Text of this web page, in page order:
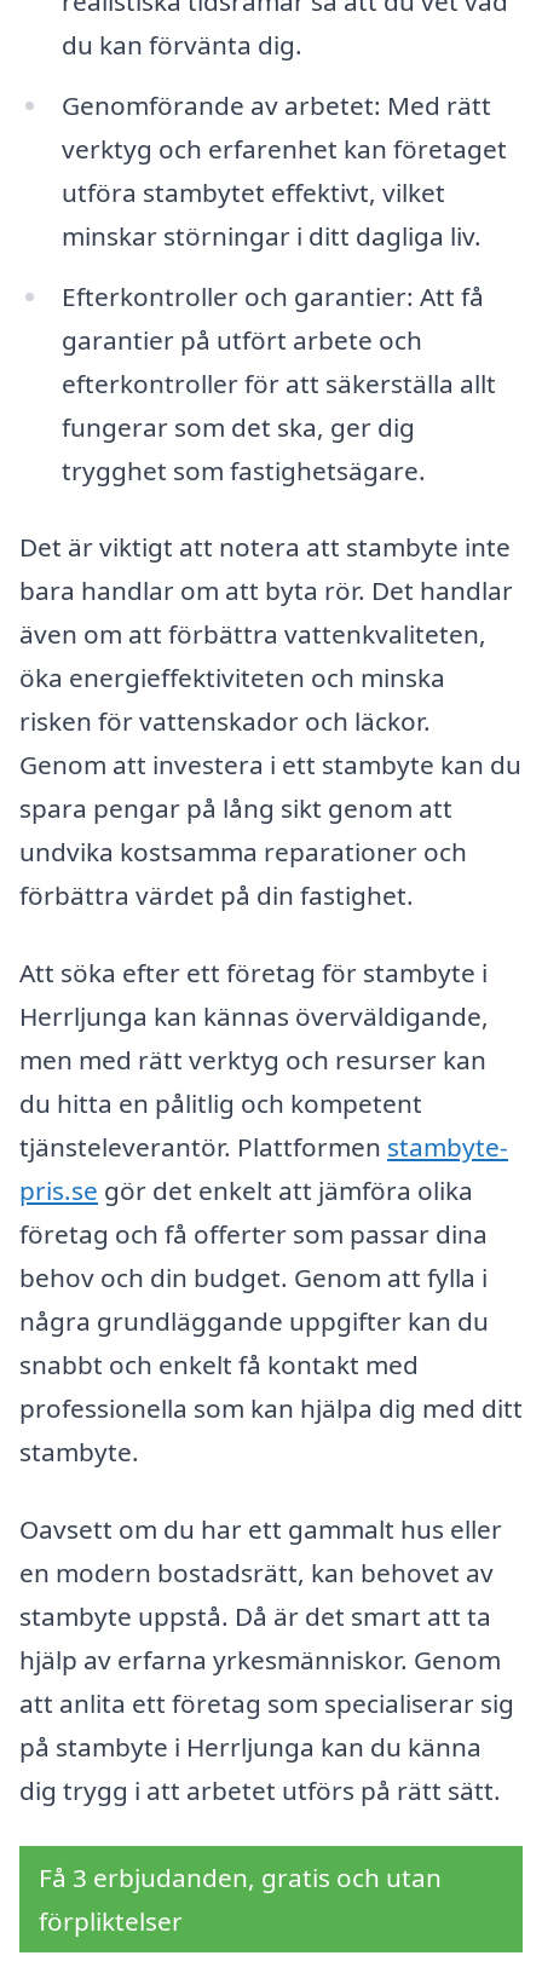
du kan förvänta dig.
Genomförande av arbetet: Med rätt
verktyg och erfarenhet kan företaget
utföra stambytet effektivt, vilket
minskar störningar i ditt dagliga liv.
Efterkontroller och garantier: Att få
garantier på utfört arbete och
efterkontroller för att säkerställa allt
fungerar som det ska, ger dig
trygghet som fastighetsägare.
Det är viktigt att notera att stambyte inte
bara handlar om att byta rör. Det handlar
även om att förbättra vattenkvaliteten,
öka energieffektiviteten och minska
risken för vattenskador och läckor.
Genom att investera i ett stambyte kan du
spara pengar på lång sikt genom att
undvika kostsamma reparationer och
förbättra värdet på din fastighet.
Att söka efter ett företag för stambyte i
Herrljunga kan kännas överväldigande,
men med rätt verktyg och resurser kan
du hitta en pålitlig och kompetent
tjänsteleverantör. Plattformen stambyte-
pris.se gör det enkelt att jämföra olika
företag och få offerter som passar dina
behov och din budget. Genom att fylla i
några grundläggande uppgifter kan du
snabbt och enkelt få kontakt med
professionella som kan hjälpa dig med ditt
stambyte.
Oavsett om du har ett gammalt hus eller
en modern bostadsrätt, kan behovet av
stambyte uppstå. Då är det smart att ta
hjälp av erfarna yrkesmänniskor. Genom
att anlita ett företag som specialiserar sig
på stambyte i Herrljunga kan du känna
dig trygg i att arbetet utförs på rätt sätt.
Få 3 erbjudanden, gratis och utan
förpliktelser